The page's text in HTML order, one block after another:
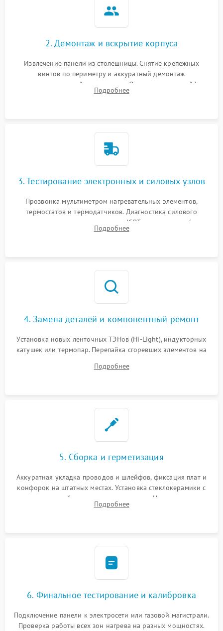
2. Демонтаж и вскрытие корпуса
Извлечение панели из столешницы. Снятие крепежных
винтов по периметру и аккуратный демонтаж
стеклокерамической поверхности. Отсоединение шлейфов
сенсорного блока для доступа к силовым платам, катушкам
Подробнее
3. Тестирование электронных и силовых узлов
Прозвонка мультиметром нагревательных элементов,
термостатов и термодатчиков. Диагностика силового
модуля, реле, диодных мостов и IGBT-транзисторов (для
индукции). Проверка кранов и газ-контроля (для газовых
Подробнее
4. Замена деталей и компонентный ремонт
Установка новых ленточных ТЭНов (Hi-Light), индукторных
катушек или термопар. Перепайка сгоревших элементов на
дорожек. Очистка контактов и замена поврежденной
Подробнее
5. Сборка и герметизация
Аккуратная укладка проводов и шлейфов, фиксация плат и
конфорок на штатных местах. Установка стеклокерамики с
проверкой равномерности зазоров. Нанесение
термостойкого герметика или укладка уплотнительной
Подробнее
6. Финальное тестирование и калибровка
Подключение панели к электросети или газовой магистрали.
Проверка работы всех зон нагрева на разных мощностях.